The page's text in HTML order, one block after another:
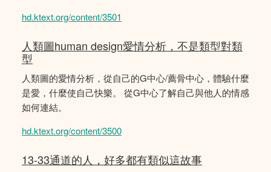
hd.ktext.org/content/3501
人類圖human design愛情分析，不是類型對類
型
人類圖的愛情分析，從自己的G中心/薦骨中心，體驗什麼
是愛，什麼使自己快樂。 從G中心了解自己與他人的情感
如何連結。
hd.ktext.org/content/3500
13-33通道的人，好多都有類似這故事